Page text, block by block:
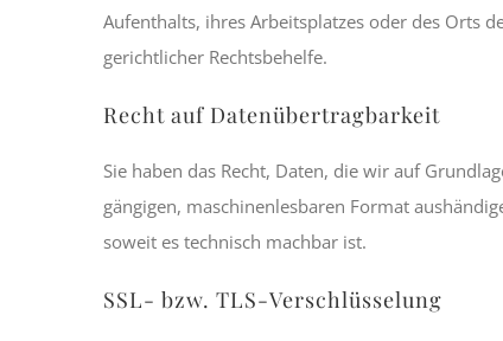
Aufenthalts, ihres Arbeitsplatzes oder des Orts
gerichtlicher Rechtsbehelfe.
Recht auf Datenübertragbarkeit
Sie haben das Recht, Daten, die wir auf
gängigen, maschinenlesbaren Format
soweit es technisch machbar ist.
SSL- bzw. TLS-Verschlüsselung